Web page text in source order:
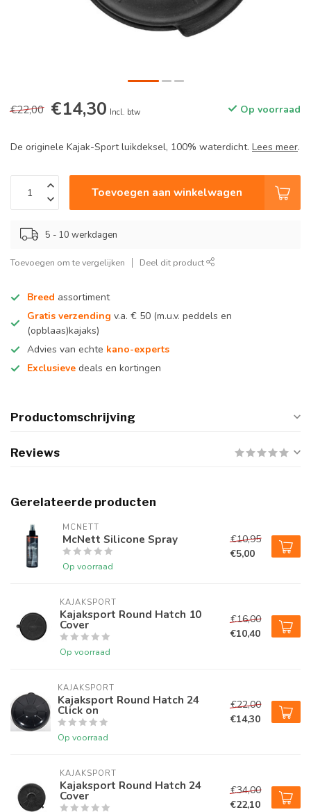
€22,00 €14,30 Incl. btw Op voorraad
De originele Kajak-Sport luikdeksel, 100% waterdicht. Lees meer.
Toevoegen aan winkelwagen
5 - 10 werkdagen
Toevoegen om te vergelijken Deel dit product
Breed assortiment
Gratis verzending v.a. € 50 (m.u.v. peddels en
(opblaas)kajaks)
Advies van echte kano-experts
Exclusieve deals en kortingen
Productomschrijving
Reviews
Gerelateerde producten
MCNETT
McNett Silicone Spray
Op voorraad
€10,95
€5,00
KAJAKSPORT
Kajaksport Round Hatch 10
Cover
Op voorraad
€16,00
€10,40
KAJAKSPORT
Kajaksport Round Hatch 24
Click on
Op voorraad
€22,00
€14,30
KAJAKSPORT
Kajaksport Round Hatch 24
Cover
€34,00
€22,10